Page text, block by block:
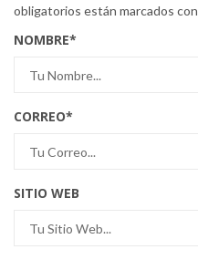
obligatorios están marcados con
NOMBRE*
CORREO*
SITIO WEB